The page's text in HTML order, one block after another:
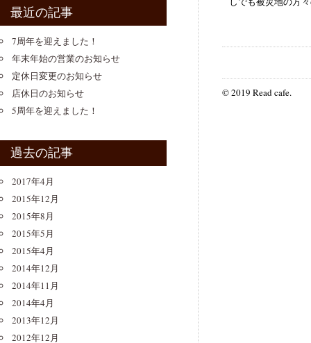
最近の記事
7周年を迎えました！
年末年始の営業のお知らせ
定休日変更のお知らせ
店休日のお知らせ
5周年を迎えました！
過去の記事
2017年4月
2015年12月
2015年8月
2015年5月
2015年4月
2014年12月
2014年11月
2014年4月
2013年12月
2012年12月
© 2019 Read cafe.